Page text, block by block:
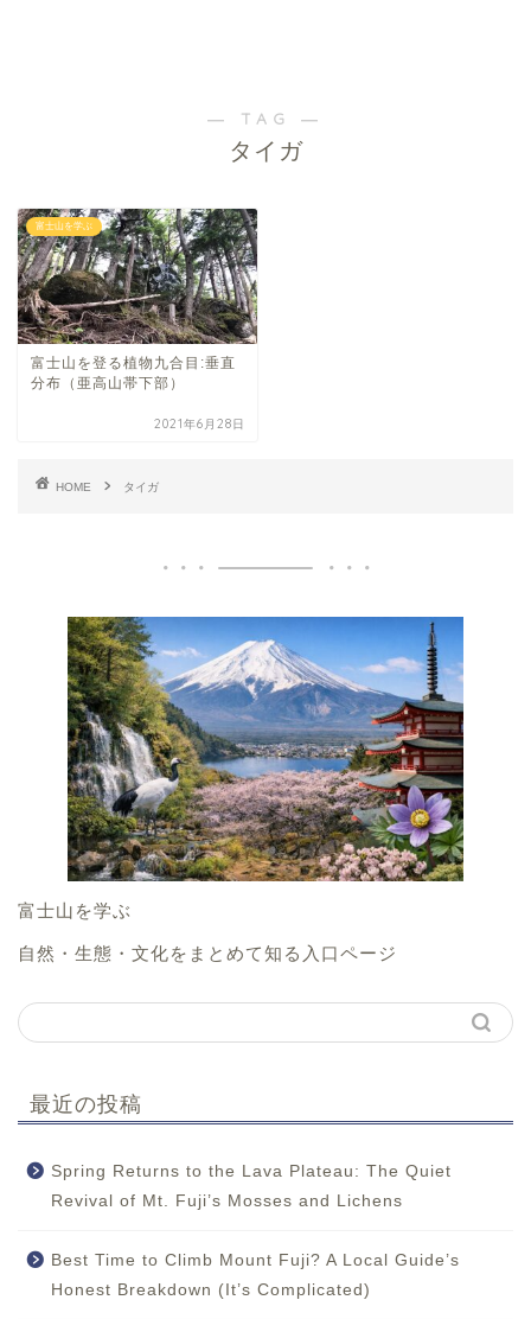
― TAG ―
タイガ
富士山を学ぶ
富士山を登る植物九合目:垂直
分布（亜高山帯下部）
2021年6月28日
HOME タイガ
富士山を学ぶ
自然・生態・文化をまとめて知る入口ページ
最近の投稿
Spring Returns to the Lava Plateau: The Quiet
Revival of Mt. Fuji’s Mosses and Lichens
Best Time to Climb Mount Fuji? A Local Guide’s
Honest Breakdown (It’s Complicated)